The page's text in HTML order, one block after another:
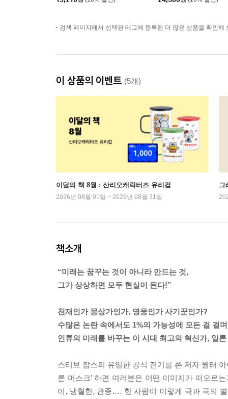
검색 페이지에서 선택된 태그에 등록된 더 많은 상품을 확인해
이 상품의 이벤트 (5개)
이달의 책 8월 : 산리오캐릭터즈 유리컵
2026년 08월 01일 ~ 2026년 08월 31일
그
책소개
“미래는 꿈꾸는 것이 아니라 만드는 것,
그가 상상하면 모두 현실이 된다!”
천재인가 몽상가인가, 영웅인가 사기꾼인가?
수많은 논란 속에서도 1%의 가능성에 모든 걸 걸며
인류의 미래를 바꾸는 이 시대 최고의 혁신가, 일
스티브 잡스의 유일한 공식 전기를 쓴 저자 월터
론 머스크’ 하면 여러분은 어떤 이미지가 떠오르
이, 냉혈한, 관종…. 한 사람이 이렇게 극과 극의